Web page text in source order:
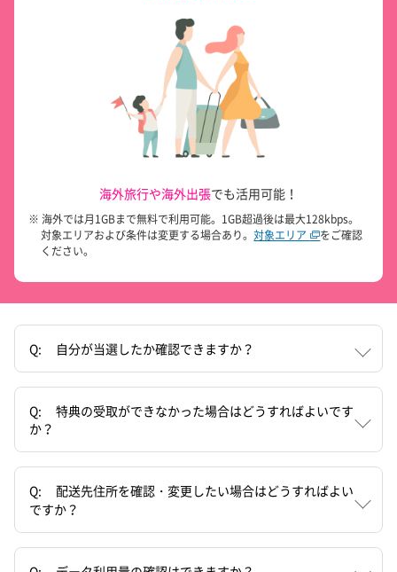
海外旅行や海外出張でも活用可能！
※ 海外では月1GBまで無料で利用可能。1GB超過後は最大128kbps。
対象エリアおよび条件は変更する場合あり。対象エリア
をご確認
ください。
Q: 自分が当選したか確認できますか？
Q:
特典の受取ができなかった場合はどうすればよいです
か？
Q:
配送先住所を確認・変更したい場合はどうすればよい
ですか？